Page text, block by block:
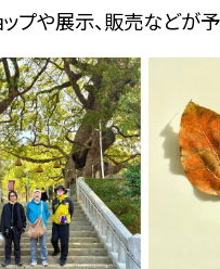
プや展示、販売などが